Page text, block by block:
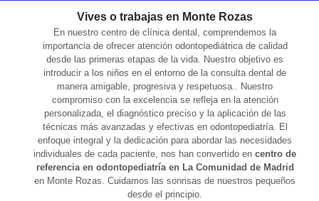
Vives o trabajas en Monte Rozas
En nuestro centro de clínica dental, comprendemos la
importancia de ofrecer atención odontopediátrica de calidad
desde las primeras etapas de la vida. Nuestro objetivo es
introducir a los niños en el entorno de la consulta dental de
manera amigable, progresiva y respetuosa.. Nuestro
compromiso con la excelencia se refleja en la atención
personalizada, el diagnóstico preciso y la aplicación de las
técnicas más avanzadas y efectivas en odontopediatría. El
enfoque integral y la dedicación para abordar las necesidades
individuales de cada paciente, nos han convertido en centro de
referencia en odontopediatría en La Comunidad de Madrid
en Monte Rozas. Cuidamos las sonrisas de nuestros pequeños
desde el principio.